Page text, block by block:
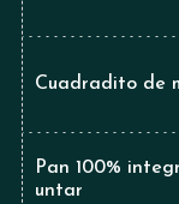
Cuadradito de
Pan 100%
untar